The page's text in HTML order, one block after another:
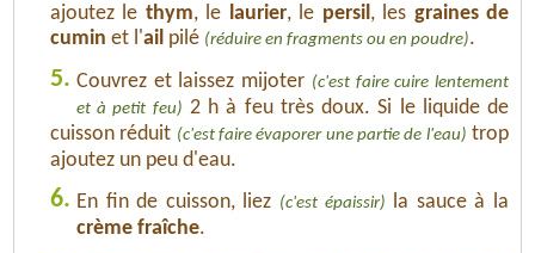
ajoutez le thym, le laurier, le persil , les graines de
cumin et l'ail pilé (réduire en fragments ou en poudre).
5. Couvrez et laissez mijoter (c'est faire cuire lentement
et à petit feu) 2 h à feu très doux. Si le liquide de
cuisson réduit (c'est faire évaporer une partie de l'eau) trop
ajoutez un peu d'eau.
6. En fin de cuisson, liez (c'est épaissir)
la sauce à la
crème fraîche.